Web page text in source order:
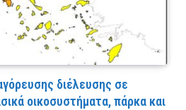
διέλευσης σε
οικοσυστήματα, πάρκα και